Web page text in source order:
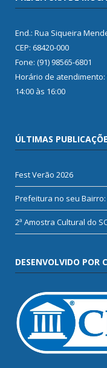
End.: Rua Siqueira
CEP: 68420-000
Fone: (91) 98565-6801
Horário de atendimento:
14:00 às 16:00
ÚLTIMAS
Fest Verão 2026
Prefeitura no seu
2ª Amostra Cultural do
DESENVOLVIDO POR